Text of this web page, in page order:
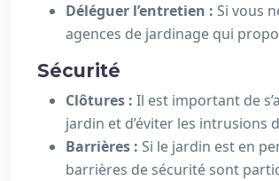
Déléguer l’entretien : Si vous
agences de jardinage qui
Sécurité
Clôtures : Il est important de
jardin et d’éviter les intrusions
Barrières : Si le jardin est en
barrières de sécurité sont